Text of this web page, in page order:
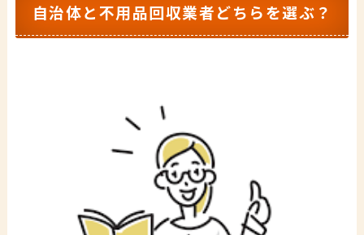
自治体と不用品回収業者どちらを選ぶ？